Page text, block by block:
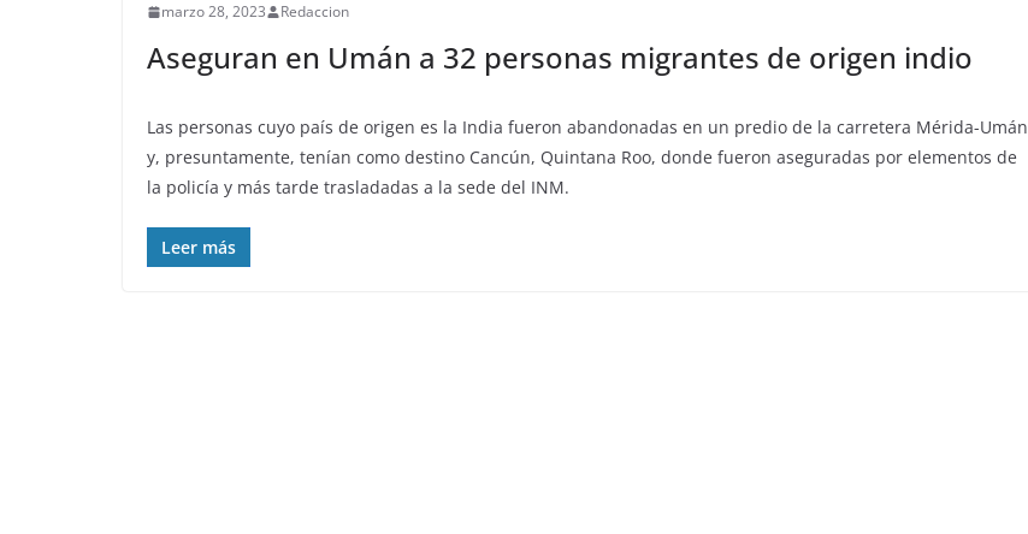
marzo 28, 2023 Redaccion
Aseguran en Umán a 32 personas migrantes de origen indio
Las personas cuyo país de origen es la India fueron abandonadas en un predio de la carretera Mérida-Umán
y, presuntamente, tenían como destino Cancún, Quintana Roo, donde fueron aseguradas por elementos de
la policía y más tarde trasladadas a la sede del INM.
Leer más